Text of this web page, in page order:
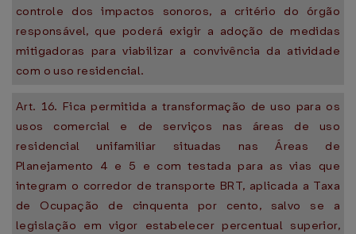
controle dos impactos sonoros, a critério do órgão
responsável, que poderá exigir a adoção de medidas
mitigadoras para viabilizar a convivência da atividade
com o uso residencial.
Art. 16. Fica permitida a transformação de uso para os
usos comercial e de serviços nas áreas de uso
residencial unifamiliar situadas nas Áreas de
Planejamento 4 e 5 e com testada para as vias que
integram o corredor de transporte BRT, aplicada a Taxa
de Ocupação de cinquenta por cento, salvo se a
legislação em vigor estabelecer percentual superior,